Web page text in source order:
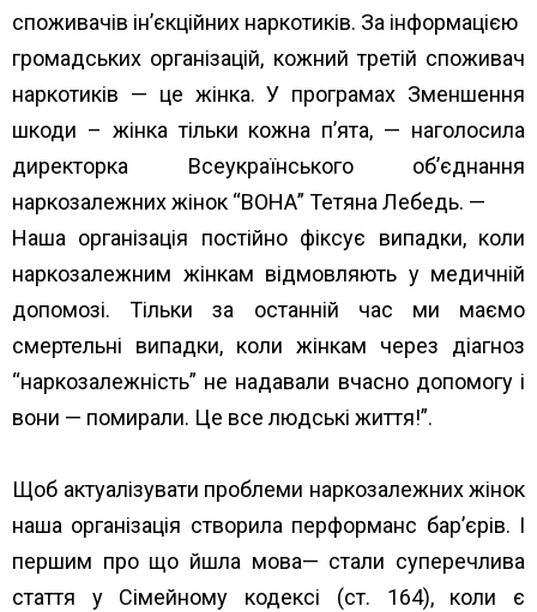
споживачів ін’єкційних наркотиків. За інформацією
громадських організацій, кожний третій споживач
наркотиків — це жінка. У програмах Зменшення
шкоди – жінка тільки кожна п’ята, — наголосила
директорка Всеукраїнського об’єднання
наркозалежних жінок “ВОНА” Тетяна Лебедь. —
Наша організація постійно фіксує випадки, коли
наркозалежним жінкам відмовляють у медичній
допомозі. Тільки за останній час ми маємо
смертельні випадки, коли жінкам через діагноз
“наркозалежність” не надавали вчасно допомогу і
вони — помирали. Це все людські життя!”.
Щоб актуалізувати проблеми наркозалежних жінок
наша організація створила перформанс бар’єрів. І
першим про що йшла мова— стали суперечлива
стаття у Сімейному кодексі (ст. 164), коли є